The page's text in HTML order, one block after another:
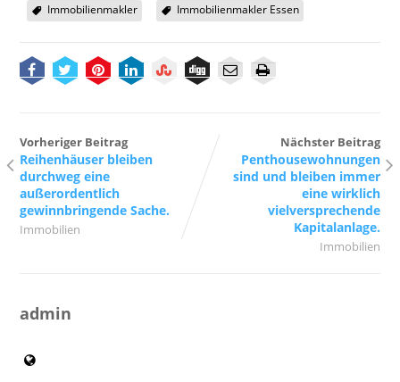
Immobilienmakler Immobilienmakler Essen
Vorheriger Beitrag
Reihenhäuser bleiben
durchweg eine
außerordentlich
gewinnbringende Sache.
Immobilien
Nächster Beitrag
Penthousewohnungen
sind und bleiben immer
eine wirklich
vielversprechende
Kapitalanlage.
Immobilien
admin